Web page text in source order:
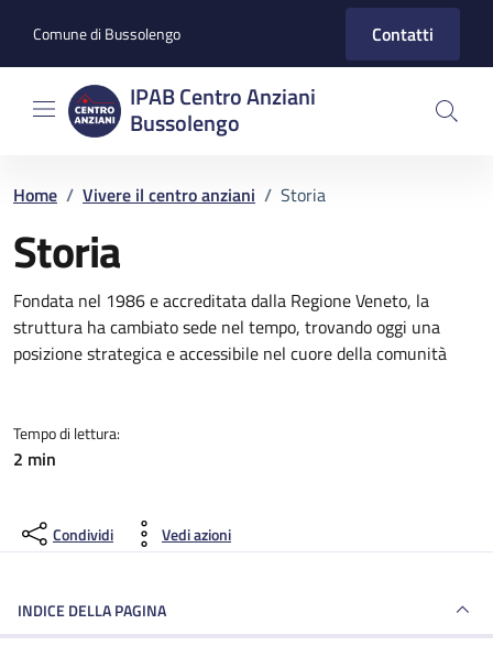
Comune di Bussolengo Contatti
IPAB Centro Anziani
Bussolengo
Home / Vivere il centro anziani / Storia
Storia
Dettagli della notizia
Fondata nel 1986 e accreditata dalla Regione Veneto, la
struttura ha cambiato sede nel tempo, trovando oggi una
posizione strategica e accessibile nel cuore della comunità
Tempo di lettura:
2 min
Ulteriori informazioni
Condividi Vedi azioni
INDICE DELLA PAGINA